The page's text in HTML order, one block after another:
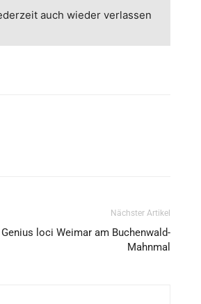
auch wieder verlassen
Nächster Artikel
loci Weimar am Buchenwald-
Mahnmal